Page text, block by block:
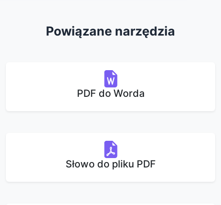
Powiązane narzędzia
PDF do Worda
Słowo do pliku PDF